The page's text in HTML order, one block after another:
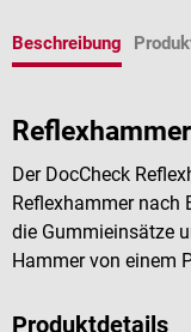
Beschreibung
Der DocCheck
Reflexhammer nach
die Gummieinsätze
Hammer von einem
Produktdetails